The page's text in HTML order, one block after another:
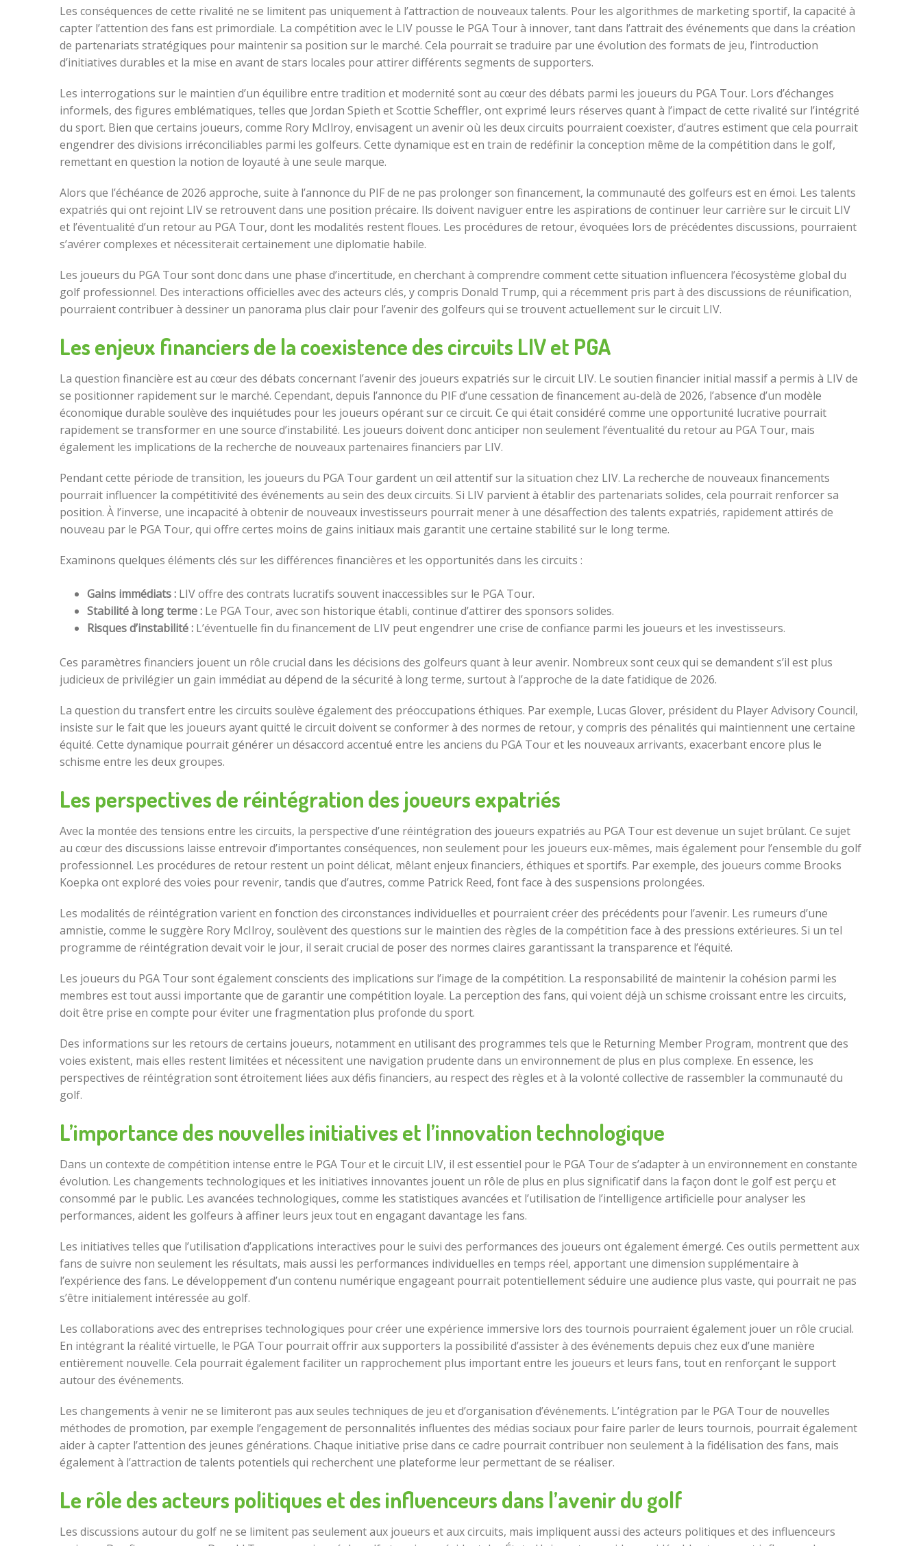
Les conséquences de cette rivalité ne se limitent pas uniquement à l’attraction de nouveaux talents. Pour les algorithmes de marketing sportif, la capacité à
capter l’attention des fans est primordiale. La compétition avec le LIV pousse le PGA Tour à innover, tant dans l’attrait des événements que dans la création
de partenariats stratégiques pour maintenir sa position sur le marché. Cela pourrait se traduire par une évolution des formats de jeu, l’introduction
d’initiatives durables et la mise en avant de stars locales pour attirer différents segments de supporters.
Les interrogations sur le maintien d’un équilibre entre tradition et modernité sont au cœur des débats parmi les joueurs du PGA Tour. Lors d’échanges
informels, des figures emblématiques, telles que Jordan Spieth et Scottie Scheffler, ont exprimé leurs réserves quant à l’impact de cette rivalité sur l’intégrité
du sport. Bien que certains joueurs, comme Rory McIlroy, envisagent un avenir où les deux circuits pourraient coexister, d’autres estiment que cela pourrait
engendrer des divisions irréconciliables parmi les golfeurs. Cette dynamique est en train de redéfinir la conception même de la compétition dans le golf,
remettant en question la notion de loyauté à une seule marque.
Alors que l’échéance de 2026 approche, suite à l’annonce du PIF de ne pas prolonger son financement, la communauté des golfeurs est en émoi. Les talents
expatriés qui ont rejoint LIV se retrouvent dans une position précaire. Ils doivent naviguer entre les aspirations de continuer leur carrière sur le circuit LIV
et l’éventualité d’un retour au PGA Tour, dont les modalités restent floues. Les procédures de retour, évoquées lors de précédentes discussions, pourraient
s’avérer complexes et nécessiterait certainement une diplomatie habile.
Les joueurs du PGA Tour sont donc dans une phase d’incertitude, en cherchant à comprendre comment cette situation influencera l’écosystème global du
golf professionnel. Des interactions officielles avec des acteurs clés, y compris Donald Trump, qui a récemment pris part à des discussions de réunification,
pourraient contribuer à dessiner un panorama plus clair pour l’avenir des golfeurs qui se trouvent actuellement sur le circuit LIV.
Les enjeux financiers de la coexistence des circuits LIV et PGA
La question financière est au cœur des débats concernant l’avenir des joueurs expatriés sur le circuit LIV. Le soutien financier initial massif a permis à LIV de
se positionner rapidement sur le marché. Cependant, depuis l’annonce du PIF d’une cessation de financement au-delà de 2026, l’absence d’un modèle
économique durable soulève des inquiétudes pour les joueurs opérant sur ce circuit. Ce qui était considéré comme une opportunité lucrative pourrait
rapidement se transformer en une source d’instabilité. Les joueurs doivent donc anticiper non seulement l’éventualité du retour au PGA Tour, mais
également les implications de la recherche de nouveaux partenaires financiers par LIV.
Pendant cette période de transition, les joueurs du PGA Tour gardent un œil attentif sur la situation chez LIV. La recherche de nouveaux financements
pourrait influencer la compétitivité des événements au sein des deux circuits. Si LIV parvient à établir des partenariats solides, cela pourrait renforcer sa
position. À l’inverse, une incapacité à obtenir de nouveaux investisseurs pourrait mener à une désaffection des talents expatriés, rapidement attirés de
nouveau par le PGA Tour, qui offre certes moins de gains initiaux mais garantit une certaine stabilité sur le long terme.
Examinons quelques éléments clés sur les différences financières et les opportunités dans les circuits :
Gains immédiats : LIV offre des contrats lucratifs souvent inaccessibles sur le PGA Tour.
Stabilité à long terme : Le PGA Tour, avec son historique établi, continue d’attirer des sponsors solides.
Risques d’instabilité : L’éventuelle fin du financement de LIV peut engendrer une crise de confiance parmi les joueurs et les investisseurs.
Ces paramètres financiers jouent un rôle crucial dans les décisions des golfeurs quant à leur avenir. Nombreux sont ceux qui se demandent s’il est plus
judicieux de privilégier un gain immédiat au dépend de la sécurité à long terme, surtout à l’approche de la date fatidique de 2026.
La question du transfert entre les circuits soulève également des préoccupations éthiques. Par exemple, Lucas Glover, président du Player Advisory Council,
insiste sur le fait que les joueurs ayant quitté le circuit doivent se conformer à des normes de retour, y compris des pénalités qui maintiennent une certaine
équité. Cette dynamique pourrait générer un désaccord accentué entre les anciens du PGA Tour et les nouveaux arrivants, exacerbant encore plus le
schisme entre les deux groupes.
Les perspectives de réintégration des joueurs expatriés
Avec la montée des tensions entre les circuits, la perspective d’une réintégration des joueurs expatriés au PGA Tour est devenue un sujet brûlant. Ce sujet
au cœur des discussions laisse entrevoir d’importantes conséquences, non seulement pour les joueurs eux-mêmes, mais également pour l’ensemble du golf
professionnel. Les procédures de retour restent un point délicat, mêlant enjeux financiers, éthiques et sportifs. Par exemple, des joueurs comme Brooks
Koepka ont exploré des voies pour revenir, tandis que d’autres, comme Patrick Reed, font face à des suspensions prolongées.
Les modalités de réintégration varient en fonction des circonstances individuelles et pourraient créer des précédents pour l’avenir. Les rumeurs d’une
amnistie, comme le suggère Rory McIlroy, soulèvent des questions sur le maintien des règles de la compétition face à des pressions extérieures. Si un tel
programme de réintégration devait voir le jour, il serait crucial de poser des normes claires garantissant la transparence et l’équité.
Les joueurs du PGA Tour sont également conscients des implications sur l’image de la compétition. La responsabilité de maintenir la cohésion parmi les
membres est tout aussi importante que de garantir une compétition loyale. La perception des fans, qui voient déjà un schisme croissant entre les circuits,
doit être prise en compte pour éviter une fragmentation plus profonde du sport.
Des informations sur les retours de certains joueurs, notamment en utilisant des programmes tels que le Returning Member Program, montrent que des
voies existent, mais elles restent limitées et nécessitent une navigation prudente dans un environnement de plus en plus complexe. En essence, les
perspectives de réintégration sont étroitement liées aux défis financiers, au respect des règles et à la volonté collective de rassembler la communauté du
golf.
L’importance des nouvelles initiatives et l’innovation technologique
Dans un contexte de compétition intense entre le PGA Tour et le circuit LIV, il est essentiel pour le PGA Tour de s’adapter à un environnement en constante
évolution. Les changements technologiques et les initiatives innovantes jouent un rôle de plus en plus significatif dans la façon dont le golf est perçu et
consommé par le public. Les avancées technologiques, comme les statistiques avancées et l’utilisation de l’intelligence artificielle pour analyser les
performances, aident les golfeurs à affiner leurs jeux tout en engagant davantage les fans.
Les initiatives telles que l’utilisation d’applications interactives pour le suivi des performances des joueurs ont également émergé. Ces outils permettent aux
fans de suivre non seulement les résultats, mais aussi les performances individuelles en temps réel, apportant une dimension supplémentaire à
l’expérience des fans. Le développement d’un contenu numérique engageant pourrait potentiellement séduire une audience plus vaste, qui pourrait ne pas
s’être initialement intéressée au golf.
Les collaborations avec des entreprises technologiques pour créer une expérience immersive lors des tournois pourraient également jouer un rôle crucial.
En intégrant la réalité virtuelle, le PGA Tour pourrait offrir aux supporters la possibilité d’assister à des événements depuis chez eux d’une manière
entièrement nouvelle. Cela pourrait également faciliter un rapprochement plus important entre les joueurs et leurs fans, tout en renforçant le support
autour des événements.
Les changements à venir ne se limiteront pas aux seules techniques de jeu et d’organisation d’événements. L’intégration par le PGA Tour de nouvelles
méthodes de promotion, par exemple l’engagement de personnalités influentes des médias sociaux pour faire parler de leurs tournois, pourrait également
aider à capter l’attention des jeunes générations. Chaque initiative prise dans ce cadre pourrait contribuer non seulement à la fidélisation des fans, mais
également à l’attraction de talents potentiels qui recherchent une plateforme leur permettant de se réaliser.
Le rôle des acteurs politiques et des influenceurs dans l’avenir du golf
Les discussions autour du golf ne se limitent pas seulement aux joueurs et aux circuits, mais impliquent aussi des acteurs politiques et des influenceurs